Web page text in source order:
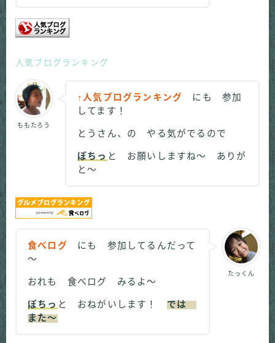
人気ブログランキング
ももたろう
↑人気ブログランキング
にも 参加
してます！
とうさん、の やる気がでるので
ぽちっ と お願いしますね～ ありが
と～
たっくん
食べログ
にも 参加してるんだって
～
おれも 食べログ みるよ～
ぽちっ と おねがいします！ では
また～